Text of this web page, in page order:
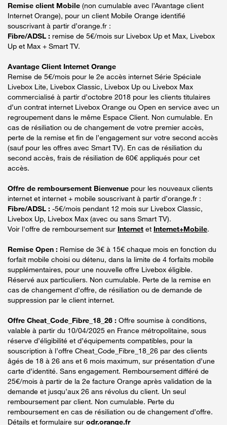
Remise client Mobile (non cumulable avec l’Avantage client
Internet Orange), pour un client Mobile Orange identifié
souscrivant à partir d’orange.fr :
Fibre/ADSL : remise de 5€/mois sur Livebox Up et Max, Livebox
Up et Max + Smart TV.
Avantage Client Internet Orange
Remise de 5€/mois pour le 2e accès internet Série Spéciale
Livebox Lite, Livebox Classic, Livebox Up ou Livebox Max
commercialisé à partir d’octobre 2018 pour les clients titulaires
d’un contrat internet Livebox Orange ou Open en service avec un
regroupement dans le même Espace Client. Non cumulable. En
cas de résiliation ou de changement de votre premier accès,
perte de la remise et fin de l’engagement sur votre second accès
(sauf pour les offres avec Smart TV). En cas de résiliation du
second accès, frais de résiliation de 60€ appliqués pour cet
accès.
Offre de remboursement Bienvenue pour les nouveaux clients
internet et internet + mobile souscrivant à partir d’orange.fr :
Fibre/ADSL : -5€/mois pendant 12 mois sur Livebox Classic,
Livebox Up, Livebox Max (avec ou sans Smart TV).
Voir l'offre de remboursement sur Internet et Internet+Mobile.
Remise Open : Remise de 3€ à 15€ chaque mois en fonction du
forfait mobile choisi ou détenu, dans la limite de 4 forfaits mobile
supplémentaires, pour une nouvelle offre Livebox éligible.
Réservé aux particuliers. Non cumulable. Perte de la remise en
cas de changement d'offre, de résiliation ou de demande de
suppression par le client internet.
Offre Cheat_Code_Fibre_18_26 : Offre soumise à conditions,
valable à partir du 10/04/2025 en France métropolitaine, sous
réserve d’éligibilité et d’équipements compatibles, pour la
souscription à l’offre Cheat_Code_Fibre_18_26 par des clients
âgés de 18 à 26 ans et 6 mois maximum, sur présentation d’une
carte d’identité. Sans engagement. Remboursement différé de
25€/mois à partir de la 2e facture Orange après validation de la
demande et jusqu’aux 26 ans révolus du client. Un seul
remboursement par client. Non cumulable. Perte du
remboursement en cas de résiliation ou de changement d’offre.
Détails et formulaire sur odr.orange.fr